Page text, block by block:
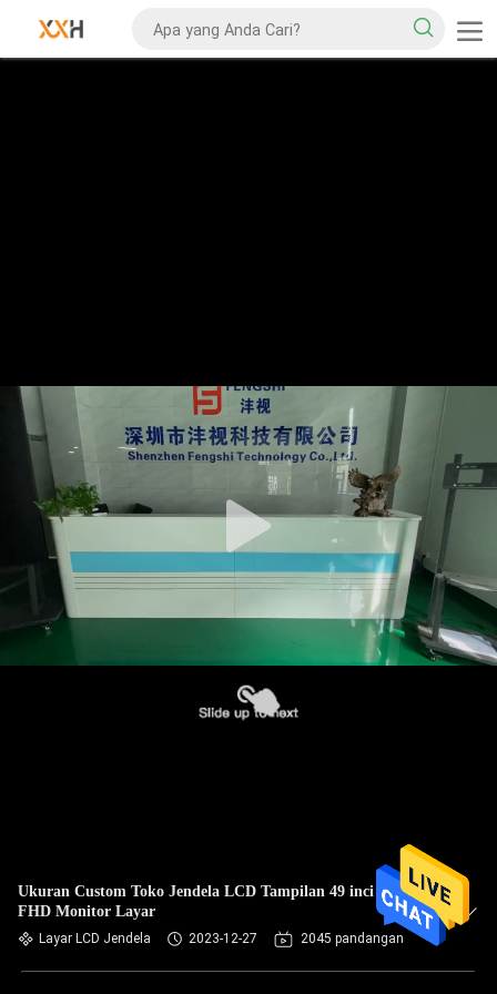
Ukuran Custom Toko Jendela LCD Tampilan 49 inci Iklan
FHD Monitor Layar
Layar LCD Jendela 2023-12-27 2045 pandangan